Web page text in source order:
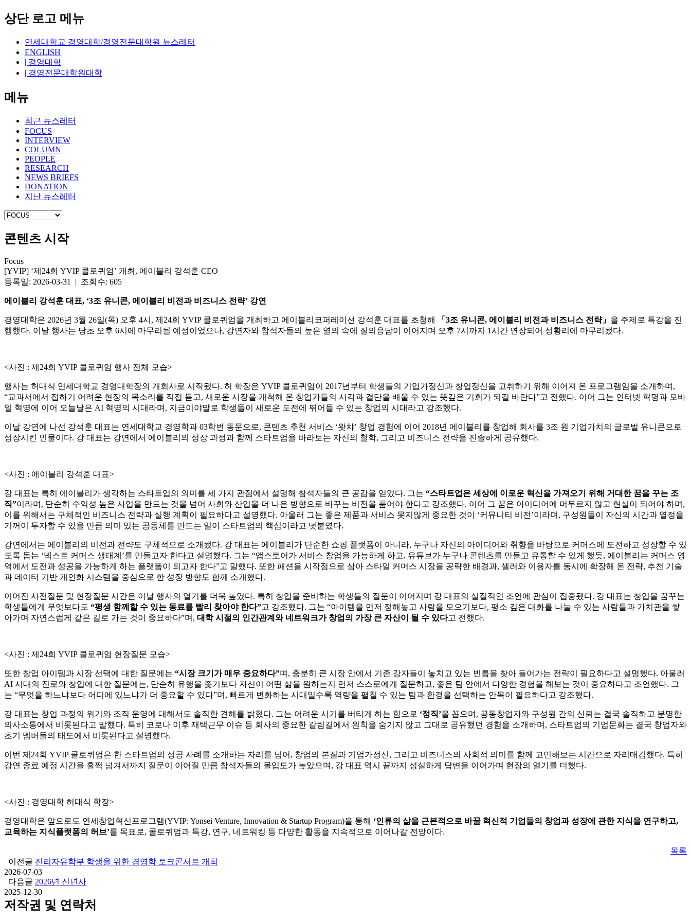
상단 로고 메뉴
연세대학교 경영대학/경영전문대학원 뉴스레터
ENGLISH
| 경영대학
| 경영전문대학원대학
메뉴
최근 뉴스레터
FOCUS
INTERVIEW
COLUMN
PEOPLE
RESEARCH
NEWS BRIEFS
DONATION
지난 뉴스레터
콘텐츠 시작
Focus
[YVIP] ‘제24회 YVIP 콜로퀴엄’ 개최, 에이블리 강석훈 CEO
등록일: 2026-03-31 | 조회수: 605
에이블리 강석훈 대표, ‘3조 유니콘, 에이블리 비전과 비즈니스 전략’ 강연
경영대학은 2026년 3월 26일(목) 오후 4시, 제24회 YVIP 콜로퀴엄을 개최하고 에이블리코퍼레이션 강석훈 대표를 초청해 「3조 유니콘, 에이블리 비전과 비즈니스 전략」 을 주제로 특강을 진
행했다. 이날 행사는 당초 오후 6시에 마무리될 예정이었으나, 강연자와 참석자들의 높은 열의 속에 질의응답이 이어지며 오후 7시까지 1시간 연장되어 성황리에 마무리됐다.
<사진 : 제24회 YVIP 콜로퀴엄 행사 전체 모습>
행사는 허대식 연세대학교 경영대학장의 개회사로 시작됐다. 허 학장은 YVIP 콜로퀴엄이 2017년부터 학생들의 기업가정신과 창업정신을 고취하기 위해 이어져 온 프로그램임을 소개하며,
“교과서에서 접하기 어려운 현장의 목소리를 직접 듣고, 새로운 시장을 개척해 온 창업가들의 시각과 결단을 배울 수 있는 뜻깊은 기회가 되길 바란다”고 전했다. 이어 그는 인터넷 혁명과 모바
일 혁명에 이어 오늘날은 AI 혁명의 시대라며, 지금이야말로 학생들이 새로운 도전에 뛰어들 수 있는 창업의 시대라고 강조했다.
이날 강연에 나선 강석훈 대표는 연세대학교 경영학과 03학번 동문으로, 콘텐츠 추천 서비스 ‘왓챠’ 창업 경험에 이어 2018년 에이블리를 창업해 회사를 3조 원 기업가치의 글로벌 유니콘으로
성장시킨 인물이다. 강 대표는 강연에서 에이블리의 성장 과정과 함께 스타트업을 바라보는 자신의 철학, 그리고 비즈니스 전략을 진솔하게 공유했다.
<사진 : 에이블리 강석훈 대표>
강 대표는 특히 에이블리가 생각하는 스타트업의 의미를 세 가지 관점에서 설명해 참석자들의 큰 공감을 얻었다. 그는 “스타트업은 세상에 이로운 혁신을 가져오기 위해 거대한 꿈을 꾸는 조
직”이라며, 단순히 수익성 높은 사업을 만드는 것을 넘어 사회와 산업을 더 나은 방향으로 바꾸는 비전을 품어야 한다고 강조했다. 이어 그 꿈은 아이디어에 머무르지 않고 현실이 되어야 하며,
이를 위해서는 구체적인 비즈니스 전략과 실행 계획이 필요하다고 설명했다. 아울러 그는 좋은 제품과 서비스 못지않게 중요한 것이 ‘커뮤니티 비전’이라며, 구성원들이 자신의 시간과 열정을
기꺼이 투자할 수 있을 만큼 의미 있는 공동체를 만드는 일이 스타트업의 핵심이라고 덧붙였다.
강연에서는 에이블리의 비전과 전략도 구체적으로 소개됐다. 강 대표는 에이블리가 단순한 쇼핑 플랫폼이 아니라, 누구나 자신의 아이디어와 취향을 바탕으로 커머스에 도전하고 성장할 수 있
도록 돕는 ‘넥스트 커머스 생태계’를 만들고자 한다고 설명했다. 그는 “앱스토어가 서비스 창업을 가능하게 하고, 유튜브가 누구나 콘텐츠를 만들고 유통할 수 있게 했듯, 에이블리는 커머스 영
역에서 도전과 성공을 가능하게 하는 플랫폼이 되고자 한다”고 말했다. 또한 패션을 시작점으로 삼아 스타일 커머스 시장을 공략한 배경과, 셀러와 이용자를 동시에 확장해 온 전략, 추천 기술
과 데이터 기반 개인화 시스템을 중심으로 한 성장 방향도 함께 소개했다.
이어진 사전질문 및 현장질문 시간은 이날 행사의 열기를 더욱 높였다. 특히 창업을 준비하는 학생들의 질문이 이어지며 강 대표의 실질적인 조언에 관심이 집중됐다. 강 대표는 창업을 꿈꾸는
학생들에게 무엇보다도 “평생 함께할 수 있는 동료를 빨리 찾아야 한다”고 강조했다. 그는 “아이템을 먼저 정해놓고 사람을 모으기보다, 평소 깊은 대화를 나눌 수 있는 사람들과 가치관을 쌓
아가며 자연스럽게 같은 길로 가는 것이 중요하다”며, 대학 시절의 인간관계와 네트워크가 창업의 가장 큰 자산이 될 수 있다고 전했다.
<사진 : 제24회 YVIP 콜로퀴엄 현장질문 모습>
또한 창업 아이템과 시장 선택에 대한 질문에는 “시장 크기가 매우 중요하다”며, 충분히 큰 시장 안에서 기존 강자들이 놓치고 있는 빈틈을 찾아 들어가는 전략이 필요하다고 설명했다. 아울러
AI 시대의 진로와 창업에 대한 질문에는, 단순히 유행을 좇기보다 자신이 어떤 삶을 원하는지 먼저 스스로에게 질문하고, 좋은 팀 안에서 다양한 경험을 해보는 것이 중요하다고 조언했다. 그
는 “무엇을 하느냐보다 어디에 있느냐가 더 중요할 수 있다”며, 빠르게 변화하는 시대일수록 역량을 펼칠 수 있는 팀과 환경을 선택하는 안목이 필요하다고 강조했다.
강 대표는 창업 과정의 위기와 조직 운영에 대해서도 솔직한 견해를 밝혔다. 그는 어려운 시기를 버티게 하는 힘으로 ‘정직’을 꼽으며, 공동창업자와 구성원 간의 신뢰는 결국 솔직하고 분명한
의사소통에서 비롯된다고 말했다. 특히 코로나 이후 재택근무 이슈 등 회사의 중요한 갈림길에서 원칙을 숨기지 않고 그대로 공유했던 경험을 소개하며, 스타트업의 기업문화는 결국 창업자와
초기 멤버들의 태도에서 비롯된다고 설명했다.
이번 제24회 YVIP 콜로퀴엄은 한 스타트업의 성공 사례를 소개하는 자리를 넘어, 창업의 본질과 기업가정신, 그리고 비즈니스의 사회적 의미를 함께 고민해보는 시간으로 자리매김했다. 특히
강연 종료 예정 시간을 훌쩍 넘겨서까지 질문이 이어질 만큼 참석자들의 몰입도가 높았으며, 강 대표 역시 끝까지 성실하게 답변을 이어가며 현장의 열기를 더했다.
<사진 : 경영대학 허대식 학장>
경영대학은 앞으로도 연세창업혁신프로그램(YVIP: Yonsei Venture, Innovation & Startup Program)을 통해 ‘인류의 삶을 근본적으로 바꿀 혁신적 기업들의 창업과 성장에 관한 지식을 연구하고,
교육하는 지식플랫폼의 허브’를 목표로, 콜로퀴엄과 특강, 연구, 네트워킹 등 다양한 활동을 지속적으로 이어나갈 전망이다.
목록
이전글 진리자유학부 학생을 위한 경영학 토크콘서트 개최
2026-07-03
다음글 2026년 신년사
2025-12-30
저작권 및 연락처